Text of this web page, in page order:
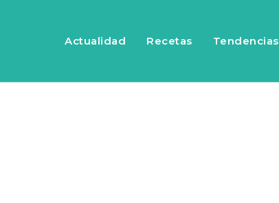
Actualidad Recetas Tendencias